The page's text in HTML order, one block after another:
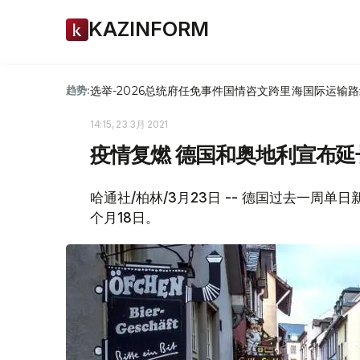
KAZINFORM
趋势:选举-2026总统府任免事件国情咨文跨里海国际运输
14:15, 23 3月 2021
疫情复燃 德国和奥地利宣布
哈通社/柏林/3月23日 -- 德国过去一周单日
个月18日。